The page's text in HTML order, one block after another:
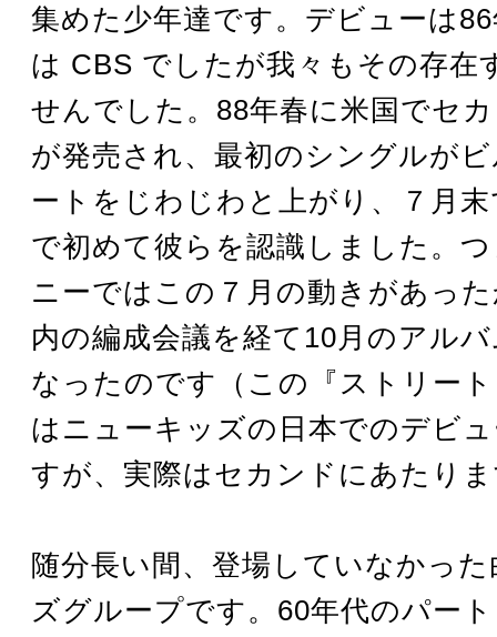
集めた少年達です。デビューは
は CBS でしたが我々もその存在
せんでした。88年春に米国でセ
が発売され、最初のシングルが
ートをじわじわと上がり、７月
で初めて彼らを認識しました。
ニーではこの７月の動きがあっ
内の編成会議を経て10月のアル
なったのです（この『ストリー
はニューキッズの日本でのデビ
すが、実際はセカンドにあたり
随分長い間、登場していなかっ
ズグループです。60年代のパー